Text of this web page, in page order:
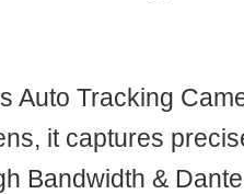
Auto Tracking
it captures
Bandwidth &